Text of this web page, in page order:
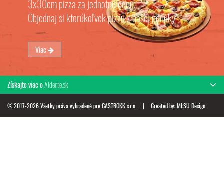
3x30cm pizza za jednotnú cenu.
Objednaj si ktorúkoľvek pizzu z našej ponuky
Viac
Získajte viac oAldente.sk
© 2017-2026 Všetky práva vyhradené pre GASTROKK s.r.o. | Created by:MI:SU Design